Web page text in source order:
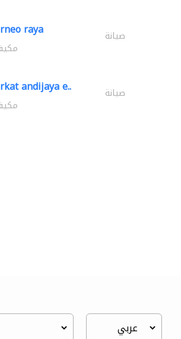
systems..
raya صيانة
andijaya e.. صيانة